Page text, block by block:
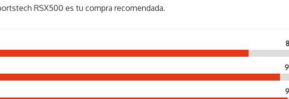
RSX500 es tu compra recomendada.